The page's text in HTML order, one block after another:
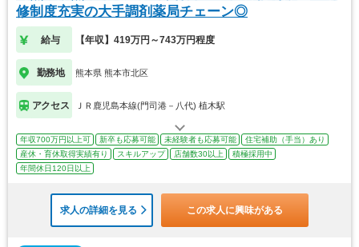
修制度充実の大手調剤薬局チェーン◎
給与 【年収】419万円～743万円程度
勤務地 熊本県 熊本市北区
アクセス ＪＲ鹿児島本線(門司港－八代) 植木駅
年収700万円以上可 新卒も応募可能 未経験者も応募可能
住宅補助（手当）あり
産休・育休取得実績有り
スキルアップ 店舗数30以上
積極採用中
年間休日120日以上
求人の詳細を見る この求人に興味がある